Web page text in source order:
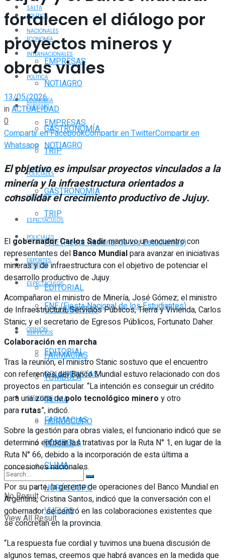
POLÍTICA
ECONOMÍA
EMPRESAS
NOTIAGRO
TURISMO
GASTRONOMÍA
TRIP
POLICIALES
DEPORTES
ESPECTÁCULOS
FNE (Fiesta Nacional de los Estudiantes)
OPINIÓN
EDITORIAL
COLUMNISTAS
SERVICIOS
FARMACIAS
TOMBOLA
CLIMA
HORÓSCOPO
VUELOS
No Result
View All Result
SALTA
NACIONALES
INTERNACIONALES
POLÍTICA
ECONOMÍA
EMPRESAS
NOTIAGRO
TURISMO
GASTRONOMÍA
TRIP
POLICIALES
DEPORTES
ESPECTÁCULOS
FNE (Fiesta Nacional de los Estudiantes)
OPINIÓN
EDITORIAL
COLUMNISTAS
SERVICIOS
FARMACIAS
TOMBOLA
CLIMA
HORÓSCOPO
VUELOS
fortalecen el diálogo por
proyectos mineros y
obras viales
13/05/2026
inACTUALIDAD
0
Compartir en FacebookCompartir en TwitterCompartir en
Whatsapp
El objetivo es impulsar proyectos vinculados a la
minería y la infraestructura orientados a
consolidar el crecimiento productivo de Jujuy.
El gobernador Carlos Sadirmantuvo un encuentro con
representantes del Banco Mundialpara avanzar en iniciativas
mineras y de infraestructura con el objetivo de potenciar el
desarrollo productivo de Jujuy.
Acompañaron el ministro de Minería, José Gómez; el ministro
de Infraestructura, Servicios Públicos, Tierra y Vivienda, Carlos
Stanic; y el secretario de Egresos Públicos, Fortunato Daher.
Colaboración en marcha
Tras la reunión, el ministro Stanic sostuvo que el encuentro
con referentes del Banco Mundial estuvo relacionado con dos
proyectos en particular. “La intención es conseguir un crédito
para una zona depolo tecnológico minero y otro
para rutas”, indicó.
Sobre la gestión para obras viales, el funcionario indicó que se
determinó enfocar las tratativas por la Ruta N° 1, en lugar de la
Ruta N° 66, debido a la incorporación de esta última a
concesiones nacionales.
Por su parte, la gerente de operaciones del Banco Mundial en
Argentina, Cristina Santos, indicó que la conversación con el
gobernador se centró en las colaboraciones existentes que
se concretan en la provincia.
“La respuesta fue cordial y tuvimos una buena discusión de
algunos temas, creemos que habrá avances en la medida que